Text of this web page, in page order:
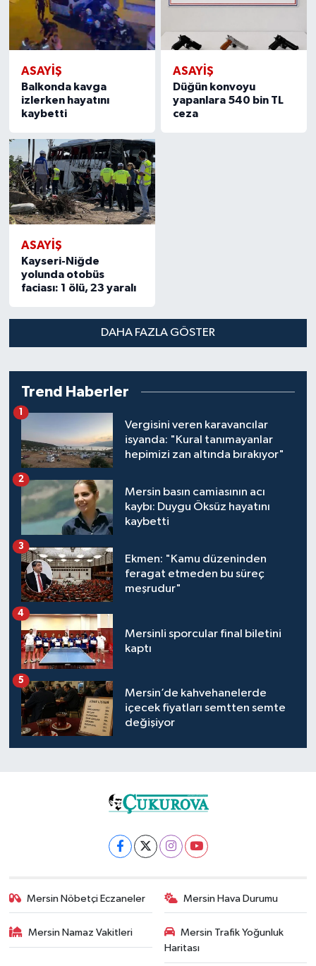
ASAYİŞ
Balkonda kavga
izlerken hayatını
kaybetti
ASAYİŞ
Düğün konvoyu
yapanlara 540 bin TL
ceza
ASAYİŞ
Kayseri-Niğde
yolunda otobüs
faciası: 1 ölü, 23 yaralı
DAHA FAZLA GÖSTER
Trend Haberler
Vergisini veren karavancılar
isyanda: "Kural tanımayanlar
hepimizi zan altında bırakıyor"
1
Mersin basın camiasının acı
kaybı: Duygu Öksüz hayatını
kaybetti
2
Ekmen: "Kamu düzeninden
feragat etmeden bu süreç
meşrudur"
3
Mersinli sporcular final biletini
kaptı
4
Mersin’de kahvehanelerde
içecek fiyatları semtten semte
değişiyor
5
Mersin Nöbetçi Eczaneler Mersin Hava Durumu
Mersin Namaz Vakitleri
Mersin Trafik Yoğunluk
Haritası